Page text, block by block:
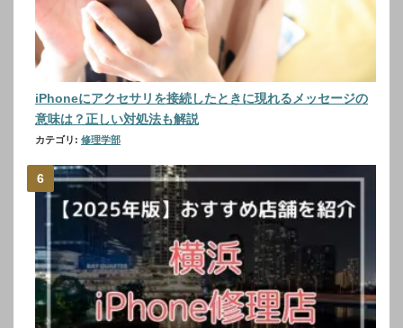
iPhoneにアクセサリを接続したときに現れるメッセージの
意味は？正しい対処法も解説
カテゴリ: 修理学部